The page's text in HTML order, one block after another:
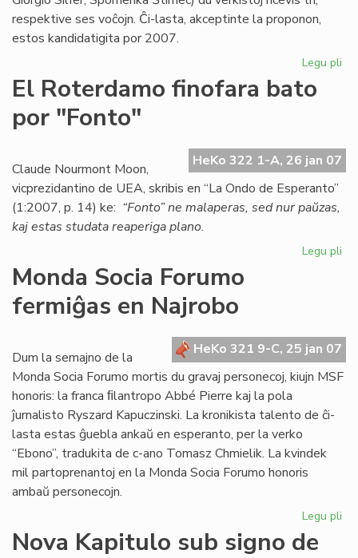
respektive ses voĉojn. Ĉi-lasta, akceptinte la proponon,
estos kandidatigita por 2007.
Legu pli
El Roterdamo finofara bato
por "Fonto"
HeKo 322 1-A, 26 jan 07
Claude Nourmont Moon,
vicprezidantino de UEA, skribis en “La Ondo de Esperanto”
(1:2007, p. 14) ke: “Fonto” ne malaperas, sed nur paŭzas,
kaj estas studata reaperiga plano.
Legu pli
por
Monda Socia Forumo
fermiĝas en Najrobo
HeKo 321 9-C, 25 jan 07
Dum la semajno de la
Monda Socia Forumo mortis du gravaj personecoj, kiujn MSF
honoris: la franca ﬁlantropo Abbé Pierre kaj la pola
ĵurnalisto Ryszard Kapuczinski. La kronikista talento de ĉi-
lasta estas ĝuebla ankaŭ en esperanto, per la verko
“Ebono”, tradukita de c-ano Tomasz Chmielik. La kvindek
mil partoprenantoj en la Monda Socia Forumo honoris
ambaŭ personecojn.
Legu pli
Nova Kapitulo sub signo de